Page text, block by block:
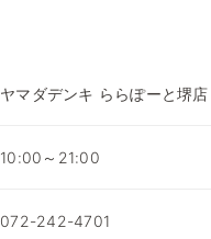
ヤマダデンキ ららぽーと堺店
10:00～21:00
072-242-4701